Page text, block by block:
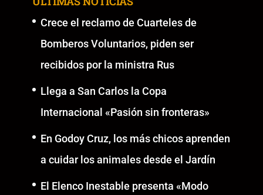
Crece el reclamo de Cuarteles de
Bomberos Voluntarios, piden ser
recibidos por la ministra Rus
Llega a San Carlos la Copa
Internacional «Pasión sin fronteras»
En Godoy Cruz, los más chicos aprenden
a cuidar los animales desde el Jardín
El Elenco Inestable presenta «Modo